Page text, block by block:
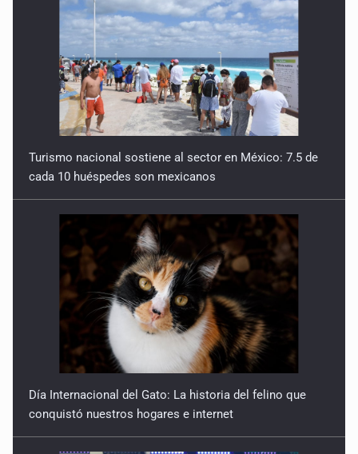
Turismo nacional sostiene al sector en México: 7.5 de
cada 10 huéspedes son mexicanos
Día Internacional del Gato: La historia del felino que
conquistó nuestros hogares e internet